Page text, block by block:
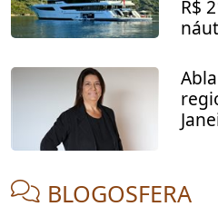
R$
BLOGOSFERA